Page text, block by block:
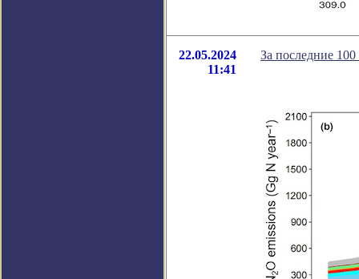
22.05.2024
11:41
За последние 100